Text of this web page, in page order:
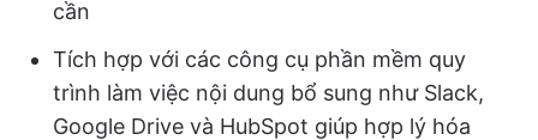
cần
Tích hợp với các công cụ phần mềm quy
trình làm việc nội dung bổ sung như Slack,
Google Drive và HubSpot giúp hợp lý hóa